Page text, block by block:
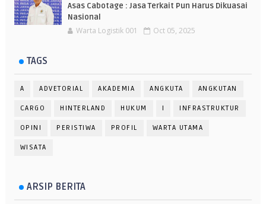
Asas Cabotage : Jasa Terkait Pun Harus Dikuasai
Nasional
Warta Logistik 001 Oct 05, 2025
TAGS
A ADVETORIAL AKADEMIA ANGKUTA ANGKUTAN
CARGO HINTERLAND HUKUM I INFRASTRUKTUR
OPINI PERISTIWA PROFIL WARTA UTAMA
WISATA
ARSIP BERITA